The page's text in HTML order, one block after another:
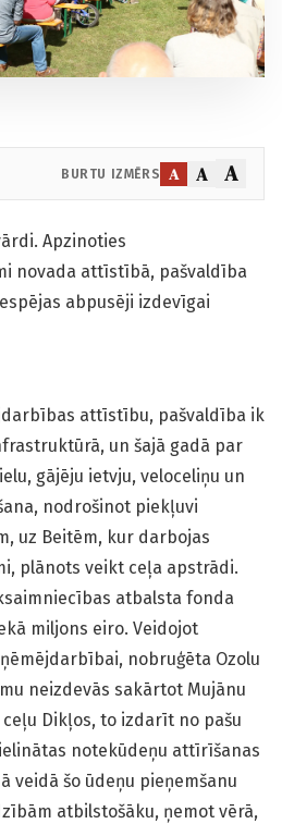
BURTU IZMĒRS A A A
Apzinoties
novada attīstībā, pašvaldība
abpusēji izdevīgai
attīstību, pašvaldība ik
un šajā gadā par
gājēju ietvju, veloceliņu un
nodrošinot piekļuvi
uz Beitēm, kur darbojas
plānots veikt ceļa apstrādi.
atbalsta fonda
miljons eiro. Veidojot
nobruģēta Ozolu
neizdevās sakārtot Mujānu
Dikļos, to izdarīt no pašu
notekūdeņu attīrīšanas
veidā šo ūdeņu pieņemšanu
atbilstošāku, ņemot vērā,